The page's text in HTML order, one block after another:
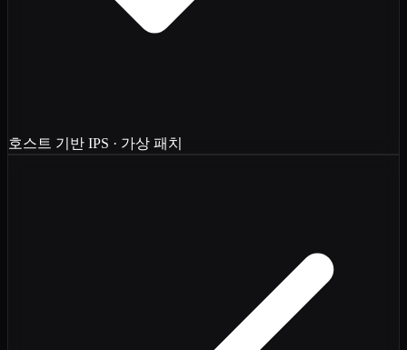
호스트 기반 IPS · 가상 패치